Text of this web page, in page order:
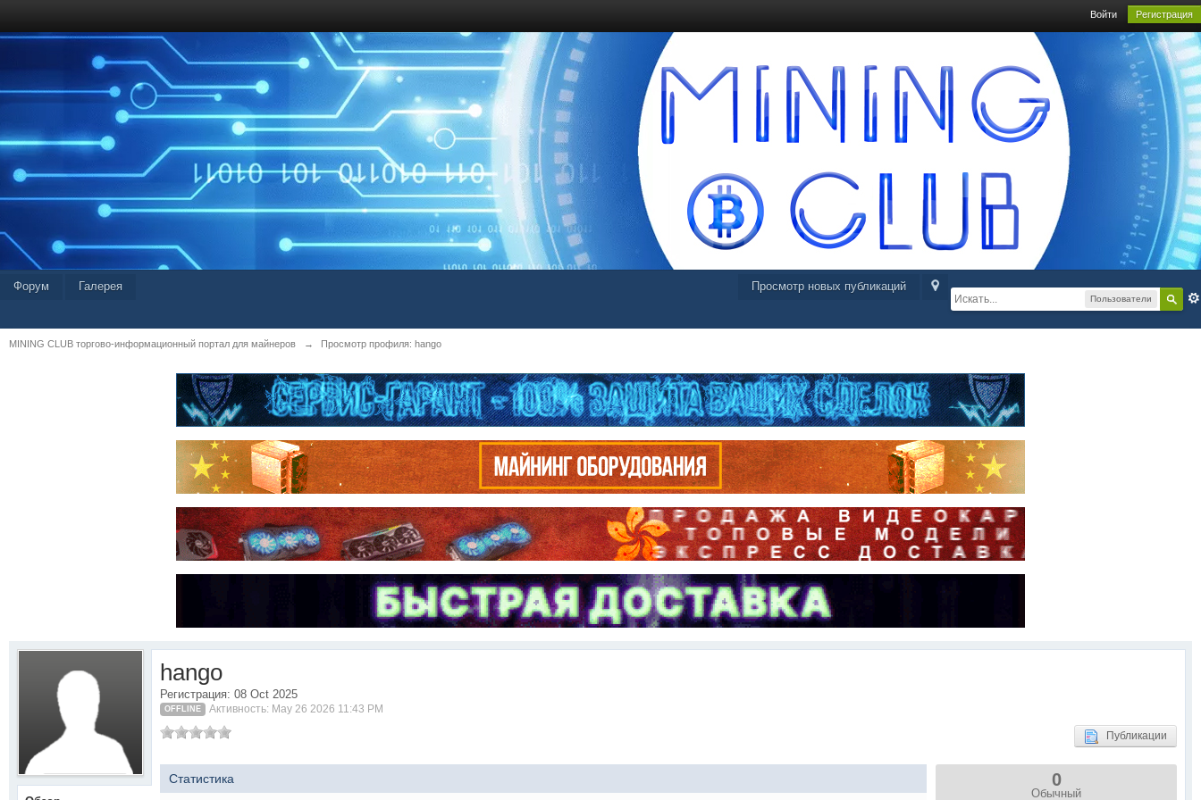
Войти Регистрация
Пользователи
Просмотр новых публикаций
Форум Галерея
MINING CLUB торгово-информационный портал для майнеров → Просмотр профиля: hango
hango
Регистрация: 08 Oct 2025
OFFLINE Активность: May 26 2026 11:43 PM
Публикации
Статистика 0
Обычный